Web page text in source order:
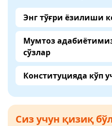
Энг тўғри ёзилиши
Мумтоз
сўзлар
Конституцияда кўп
Сиз учун қизиқ